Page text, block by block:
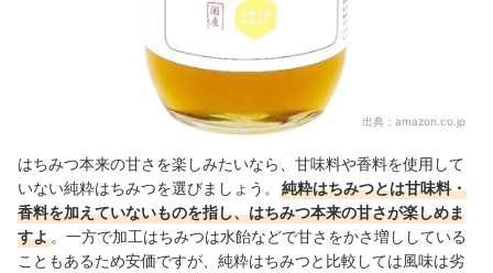
出典： amazon.co.jp
はちみつ本来の甘さを楽しみたいなら、甘味料や香料を使用して
いない純粋はちみつを選びましょう。
純粋はちみつとは甘味料・
香料を加えていないものを指し、はちみつ本来の甘さが楽しめま
すよ 。一方で加工はちみつは水飴などで甘さをかさ増ししている
こともあるため安価ですが、純粋はちみつと比較しては風味は劣